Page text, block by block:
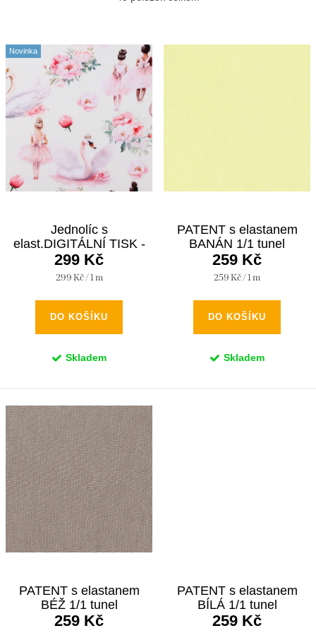
n
í
p
r
u
Nejprodávanější
Abecedně
ý
p
i
r
u
Novinka
Jednolíc s
elast.DIGITÁLNÍ TISK -
BALETKA
299 Kč
Měrná
299 Kč / 1 m
DO KOŠÍKU
Skladem
PATENT s elastanem
BANÁN 1/1 tunel
259 Kč
Měrná
259 Kč / 1 m
DO KOŠÍKU
Skladem
PATENT s elastanem
BÉŽ 1/1 tunel
259 Kč
PATENT s elastanem
BÍLÁ 1/1 tunel
259 Kč